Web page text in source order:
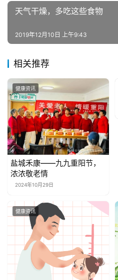
艺
房
产
具
母
婴
亲
子
女
性
时
康
资
天气干燥，多吃这些食物
2019年12月10日 上午9:43
相关推荐
健康资讯
盐城禾康——九九重阳节，
浓浓敬老情
2024年10月29日
健康资讯